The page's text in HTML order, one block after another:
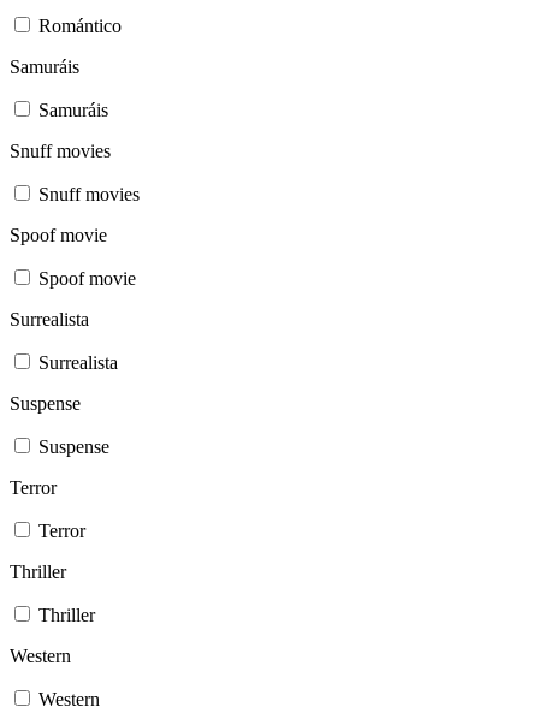
Romántico
Samuráis
Samuráis
Snuff movies
Snuff movies
Spoof movie
Spoof movie
Surrealista
Surrealista
Suspense
Suspense
Terror
Terror
Thriller
Thriller
Western
Western